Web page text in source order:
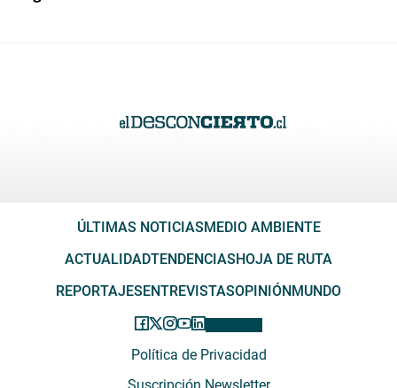
ÚLTIMAS NOTICIASMEDIO AMBIENTE
ACTUALIDADTENDENCIASHOJA DE RUTA
REPORTAJESENTREVISTASOPINIÓNMUNDO
Política de Privacidad